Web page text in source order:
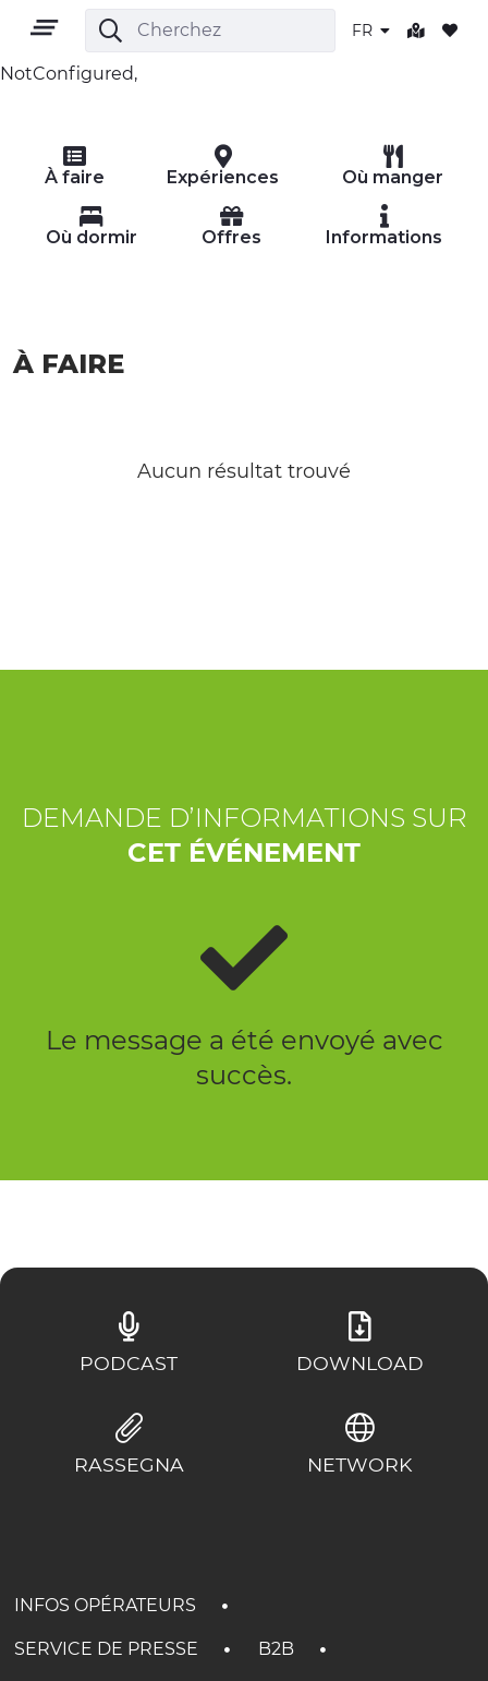
FR
PLEIN AIR
NATURE ET BIEN-ÊTRE
NotConfigured,
À faire Expériences Où manger
Où dormir Offres Informations
À FAIRE
Aucun résultat trouvé
DEMANDE D’INFORMATIONS SUR
CET ÉVÉNEMENT
Le message a été envoyé avec
succès.
PODCAST DOWNLOAD
RASSEGNA NETWORK
INFOS OPÉRATEURS
SERVICE DE PRESSE B2B